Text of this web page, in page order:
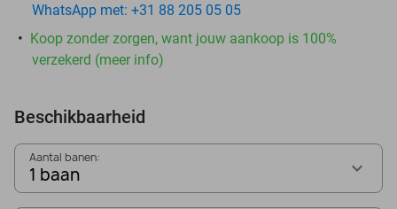
WhatsApp met: +31 88 205 05 05
Koop zonder zorgen, want jouw aankoop is 100%
verzekerd (meer info)
Beschikbaarheid
Aantal banen:
1 baan